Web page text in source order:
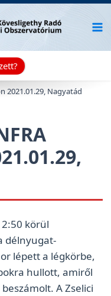
2021.01.29, Nagyatád
körül
délnyugat-
lépett a légkörbe,
hullott, amiről
A Zselici